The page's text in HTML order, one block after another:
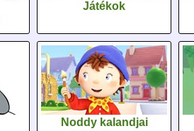
Játékok
Noddy kalandjai